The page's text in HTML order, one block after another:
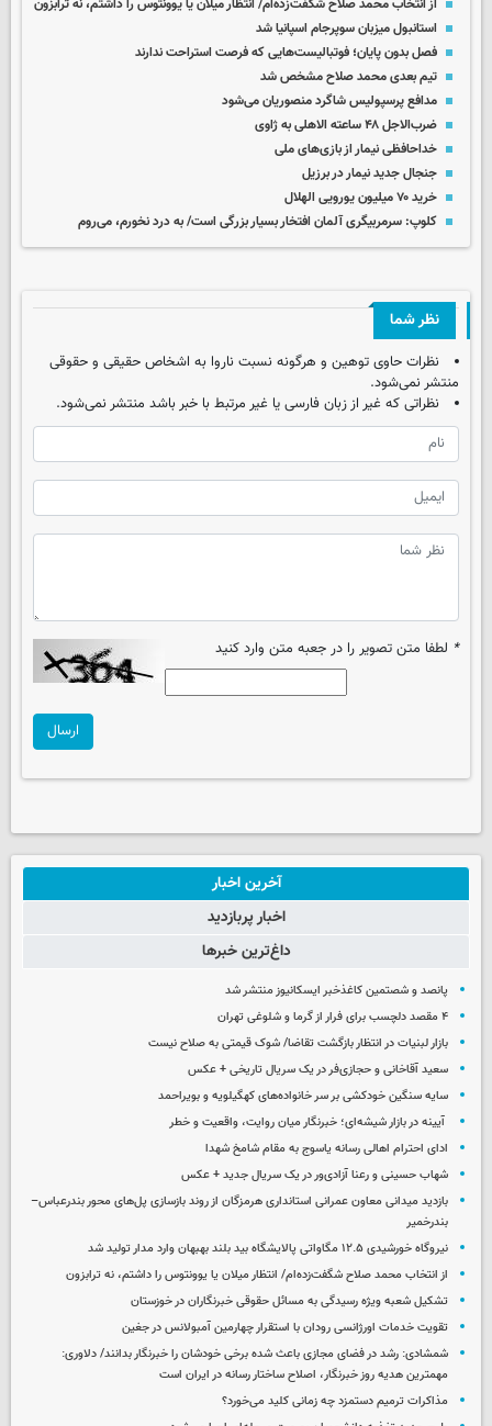
از انتخاب محمد صلاح شگفت‌زده‌ام/ انتظار میلان یا یوونتوس را داشتم، نه ترابزون
استانبول میزبان سوپرجام اسپانیا شد
فصل بدون پایان؛ فوتبالیست‌هایی که فرصت استراحت ندارند
تیم بعدی محمد صلاح مشخص شد
مدافع پرسپولیس شاگرد منصوریان می‌شود
ضرب‌الاجل ۴۸ ساعته الاهلی به ژاوی
خداحافظی نیمار از بازی‌های ملی
جنجال جدید نیمار در برزیل
خرید ۷۰ میلیون یورویی الهلال
کلوپ: سرمربیگری آلمان افتخار بسیار بزرگی است/ به درد نخورم، می‌روم
نظر شما
نظرات حاوی توهین و هرگونه نسبت ناروا به اشخاص حقیقی و حقوقی
منتشر نمی‌شود.
نظراتی که غیر از زبان فارسی یا غیر مرتبط با خبر باشد منتشر نمی‌شود.
* لطفا متن تصویر را در جعبه متن وارد کنید
ارسال
آخرین اخبار
اخبار پربازدید
داغ‌ترین خبرها
پانصد و شصتمین کاغذخبر ایسکانیوز منتشر شد
۴ مقصد دلچسب برای فرار از گرما و شلوغی تهران
بازار لبنیات در انتظار بازگشت تقاضا/ شوک قیمتی به صلاح نیست
سعید آقاخانی و حجازی‌فر در یک سریال تاریخی + عکس
سایه سنگین خودکشی بر سر خانواده‌های کهگیلویه و بویراحمد
آیینه در بازار شیشه‌ای؛ خبرنگار میان روایت، واقعیت و خطر
ادای احترام اهالی رسانه یاسوج به مقام شامخ شهدا
شهاب حسینی و رعنا آزادی‌ور در یک سریال جدید + عکس
بازدید میدانی معاون عمرانی استانداری هرمزگان از روند بازسازی پل‌های محور بندرعباس–
بندرخمیر
نیروگاه خورشیدی ۱۲.۵ مگاواتی پالایشگاه بید بلند بهبهان وارد مدار تولید شد
از انتخاب محمد صلاح شگفت‌زده‌ام/ انتظار میلان یا یوونتوس را داشتم، نه ترابزون
تشکیل شعبه ویژه رسیدگی به مسائل حقوقی خبرنگاران در خوزستان
تقویت خدمات اورژانسی رودان با استقرار چهارمین آمبولانس در جغین
شمشادی: رشد در فضای مجازی باعث شده برخی خودشان را خبرنگار بدانند/ دلاوری:
مهمترین هدیه‌ روز خبرنگار، اصلاح ساختار رسانه در ایران است
مذاکرات ترمیم دستمزد چه زمانی کلید می‌خورد؟